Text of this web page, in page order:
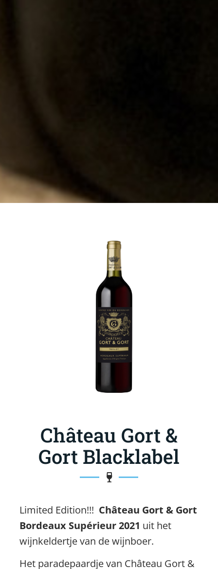
Château Gort &
Gort Blacklabel
Limited Edition!!! Château Gort & Gort
Bordeaux Supérieur 2021 uit het
wijnkeldertje van de wijnboer.
Het paradepaardje van Château Gort &